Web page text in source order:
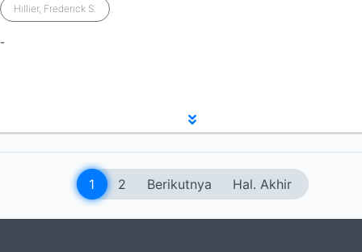
Hillier, Frederick S.
-
1 2 Berikutnya Hal. Akhir